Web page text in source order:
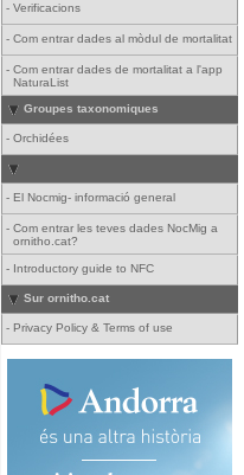
- Verificacions
- Com entrar dades al mòdul de mortalitat
- Com entrar dades de mortalitat a l'app
NaturaList
Groupes taxonomiques
- Orchidées
- El Nocmig- informació general
- Com entrar les teves dades NocMig a
ornitho.cat?
- Introductory guide to NFC
Sur ornitho.cat
- Privacy Policy & Terms of use